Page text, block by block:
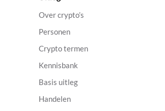
Over crypto’s
Personen
Crypto termen
Kennisbank
Basis uitleg
Handelen